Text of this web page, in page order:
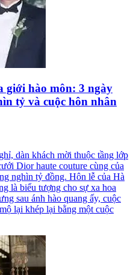
giới hào môn: 3 ngày
tỷ và cuộc hôn nhân
dàn khách mời thuộc tầng lớp
Dior haute couture cùng của
nghìn tỷ đồng. Hôn lễ của Hà
là biểu tượng cho sự xa hoa
sau ánh hào quang ấy, cuộc
lại khép lại bằng một cuộc